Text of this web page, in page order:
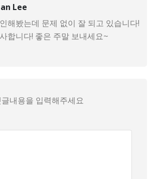
Lee
해봤는데 문제 없이 잘 되고 있습니다!
합니다! 좋은 주말 보내세요~
내용을 입력해주세요